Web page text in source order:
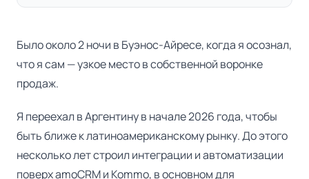
Было около 2 ночи в Буэнос-Айресе, когда я осознал,
что я сам — узкое место в собственной воронке
продаж.
Я переехал в Аргентину в начале 2026 года, чтобы
быть ближе к латиноамериканскому рынку. До этого
несколько лет строил интеграции и автоматизации
поверх amoCRM и Kommo, в основном для